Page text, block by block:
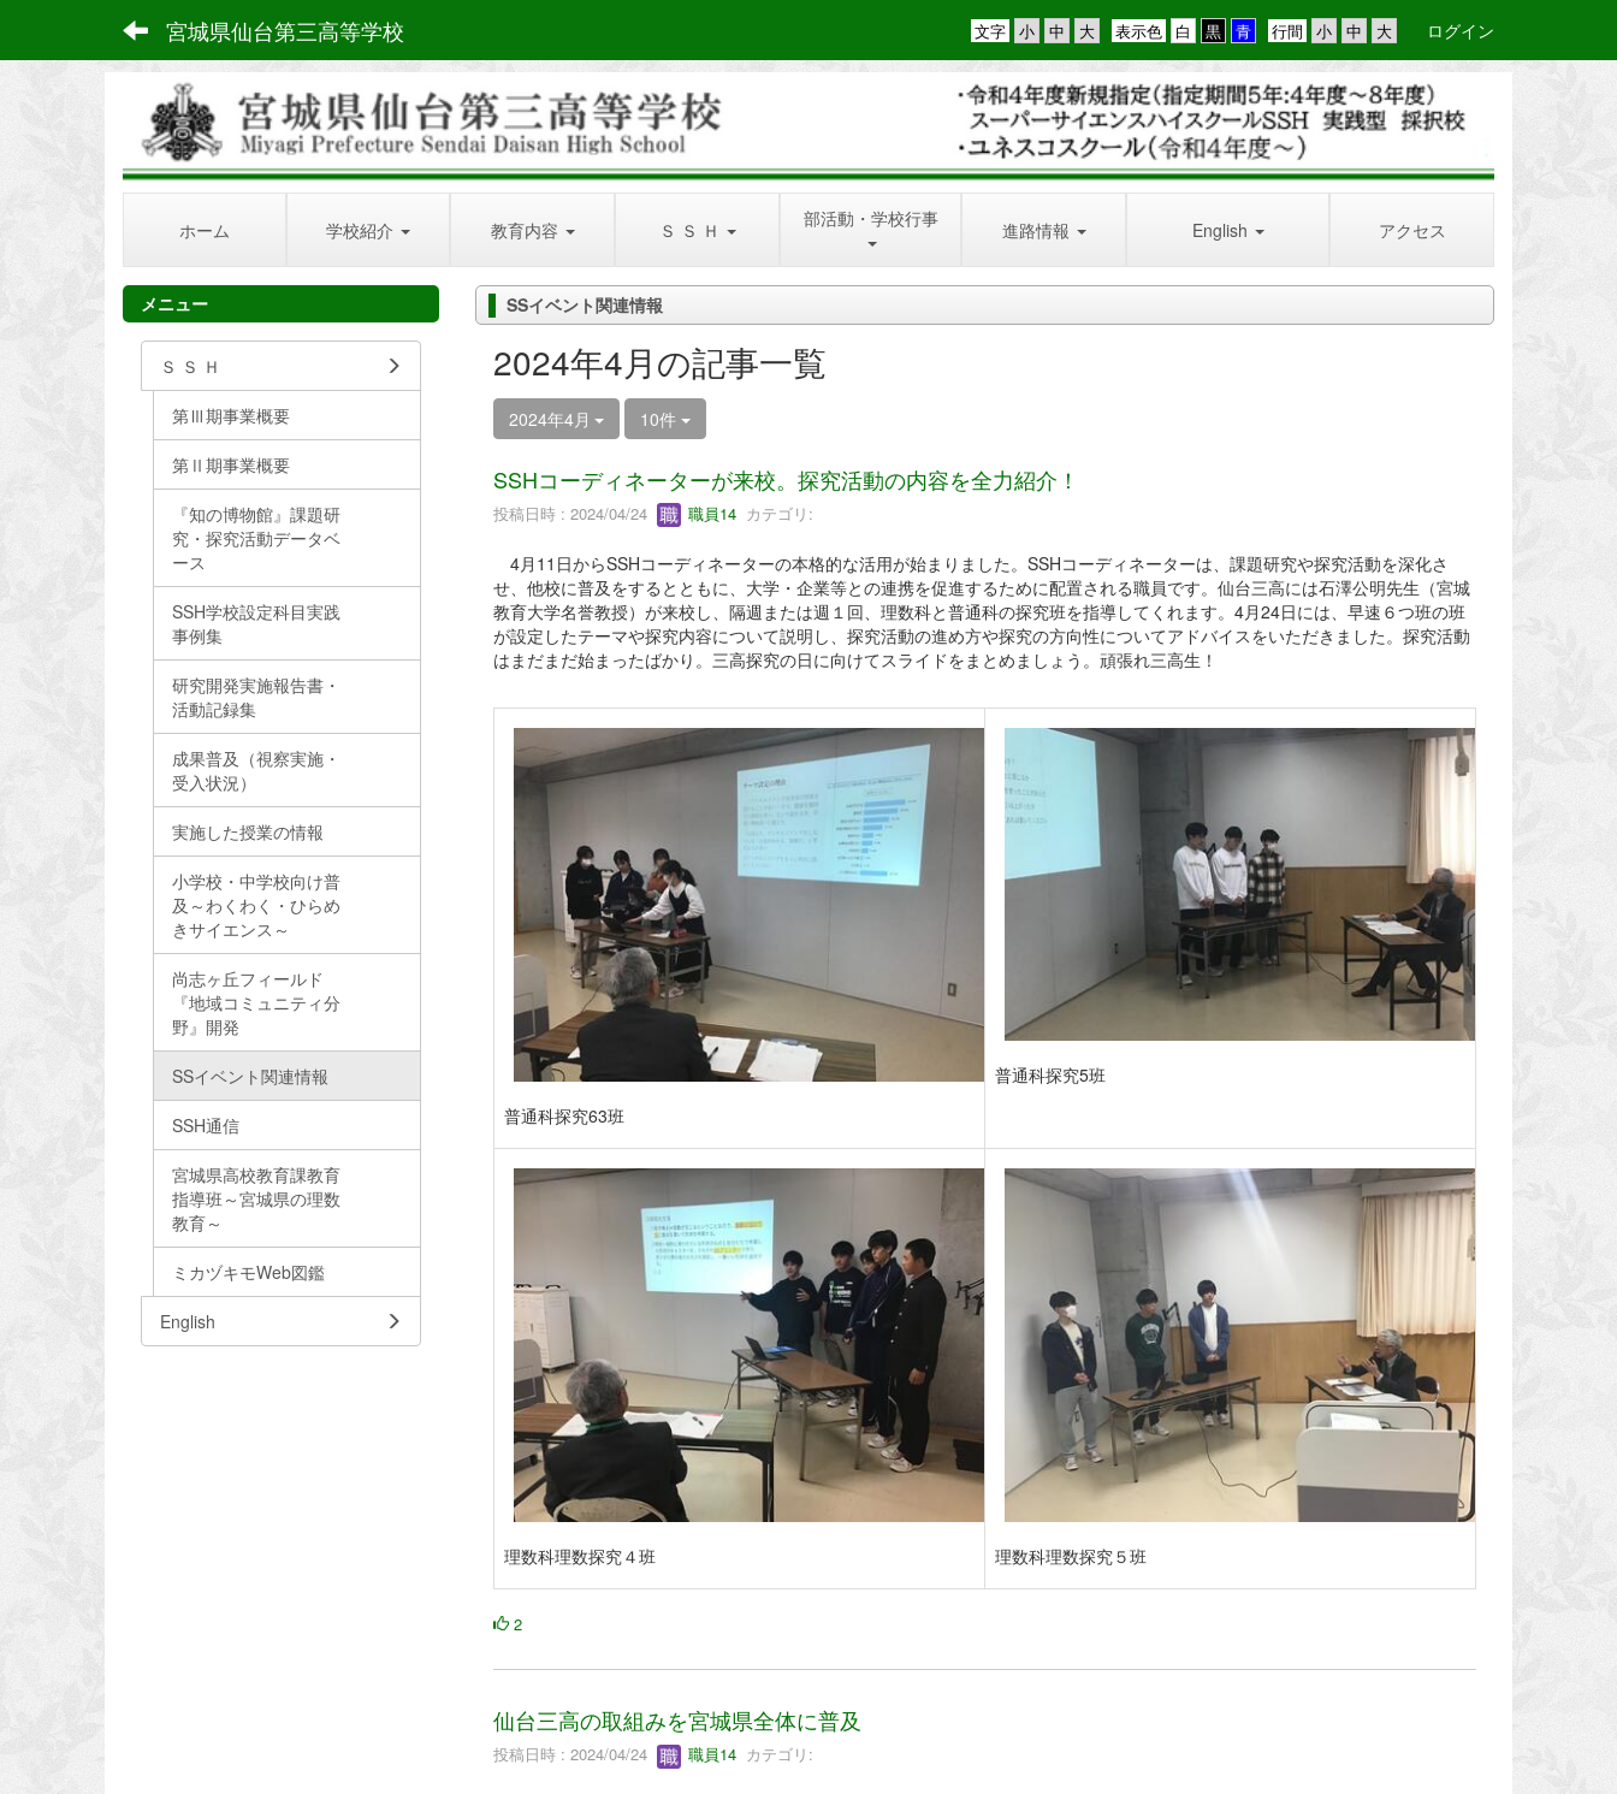
宮城県仙台第三高等学校 行間
表示色
文字 ログイン
ホーム 学校紹介 教育内容 Ｓ Ｓ Ｈ 部活動・学校行事 進路情報 English アクセス
SSイベント関連情報
2024年4月の記事一覧
2024年4月 10件
SSHコーディネーターが来校。探究活動の内容を全力紹介！
投稿日時 : 2024/04/24 職員14カテゴリ:
4月11日からSSHコーディネーターの本格的な活用が始まりました。SSHコーディネーターは、課題研究や探究活動を深化さ
せ、他校に普及をするとともに、大学・企業等との連携を促進するために配置される職員です。仙台三高には石澤公明先生（宮城
教育大学名誉教授）が来校し、隔週または週１回、理数科と普通科の探究班を指導してくれます。4月24日には、早速６つ班の班
が設定したテーマや探究内容について説明し、探究活動の進め方や探究の方向性についてアドバイスをいただきました。探究活動
はまだまだ始まったばかり。三高探究の日に向けてスライドをまとめましょう。頑張れ三高生！
普通科探究63班
普通科探究5班
理数科理数探究４班 理数科理数探究５班
2
仙台三高の取組みを宮城県全体に普及
投稿日時 : 2024/04/24 職員14カテゴリ:
メニュー
Ｓ Ｓ Ｈ
第Ⅲ期事業概要
第Ⅱ期事業概要
『知の博物館』課題研
究・探究活動データベ
ース
SSH学校設定科目実践
事例集
研究開発実施報告書・
活動記録集
成果普及（視察実施・
受入状況）
実施した授業の情報
小学校・中学校向け普
及～わくわく・ひらめ
きサイエンス～
尚志ヶ丘フィールド
『地域コミュニティ分
野』開発
SSイベント関連情報
SSH通信
宮城県高校教育課教育
指導班～宮城県の理数
教育～
ミカヅキモWeb図鑑
English